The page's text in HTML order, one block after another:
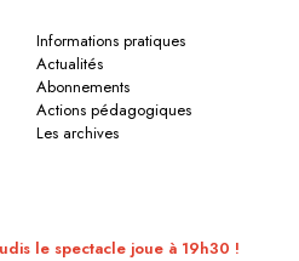
Informations pratiques
Actualités
Abonnements
Actions pédagogiques
Les archives
le spectacle joue à 19h30 !